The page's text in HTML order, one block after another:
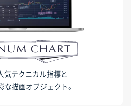
気テクニカル指標と
な描画オブジェクト。